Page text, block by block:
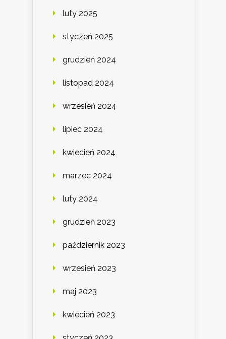
luty 2025
styczeń 2025
grudzień 2024
listopad 2024
wrzesień 2024
lipiec 2024
kwiecień 2024
marzec 2024
luty 2024
grudzień 2023
październik 2023
wrzesień 2023
maj 2023
kwiecień 2023